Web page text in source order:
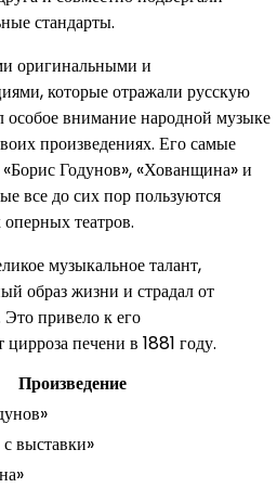
стандарты.
оригинальными и
которые отражали русскую
особое внимание народной музыке
произведениях. Его самые
Годунов», «Хованщина» и
все до сих пор пользуются
театров.
музыкальное талант,
образ жизни и страдал от
Это привело к его
печени в 1881 году.
Произведение
выставки»